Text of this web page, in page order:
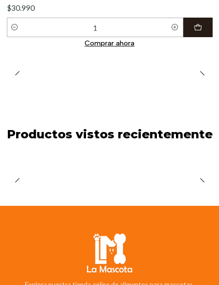
$30.990
Cantidad
Comprar ahora
Productos vistos recientemente